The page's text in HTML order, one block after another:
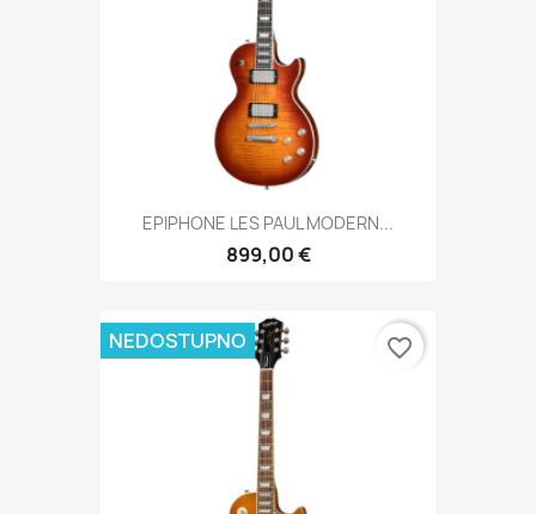
EPIPHONE LES PAUL MODERN...
899,00 €
NEDOSTUPNO favorite_border